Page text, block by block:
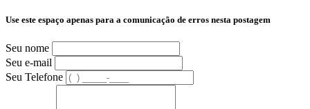
Use este espaço apenas para a comunicação de erros nesta postagem
Seu nome
Seu e-mail
Seu Telefone